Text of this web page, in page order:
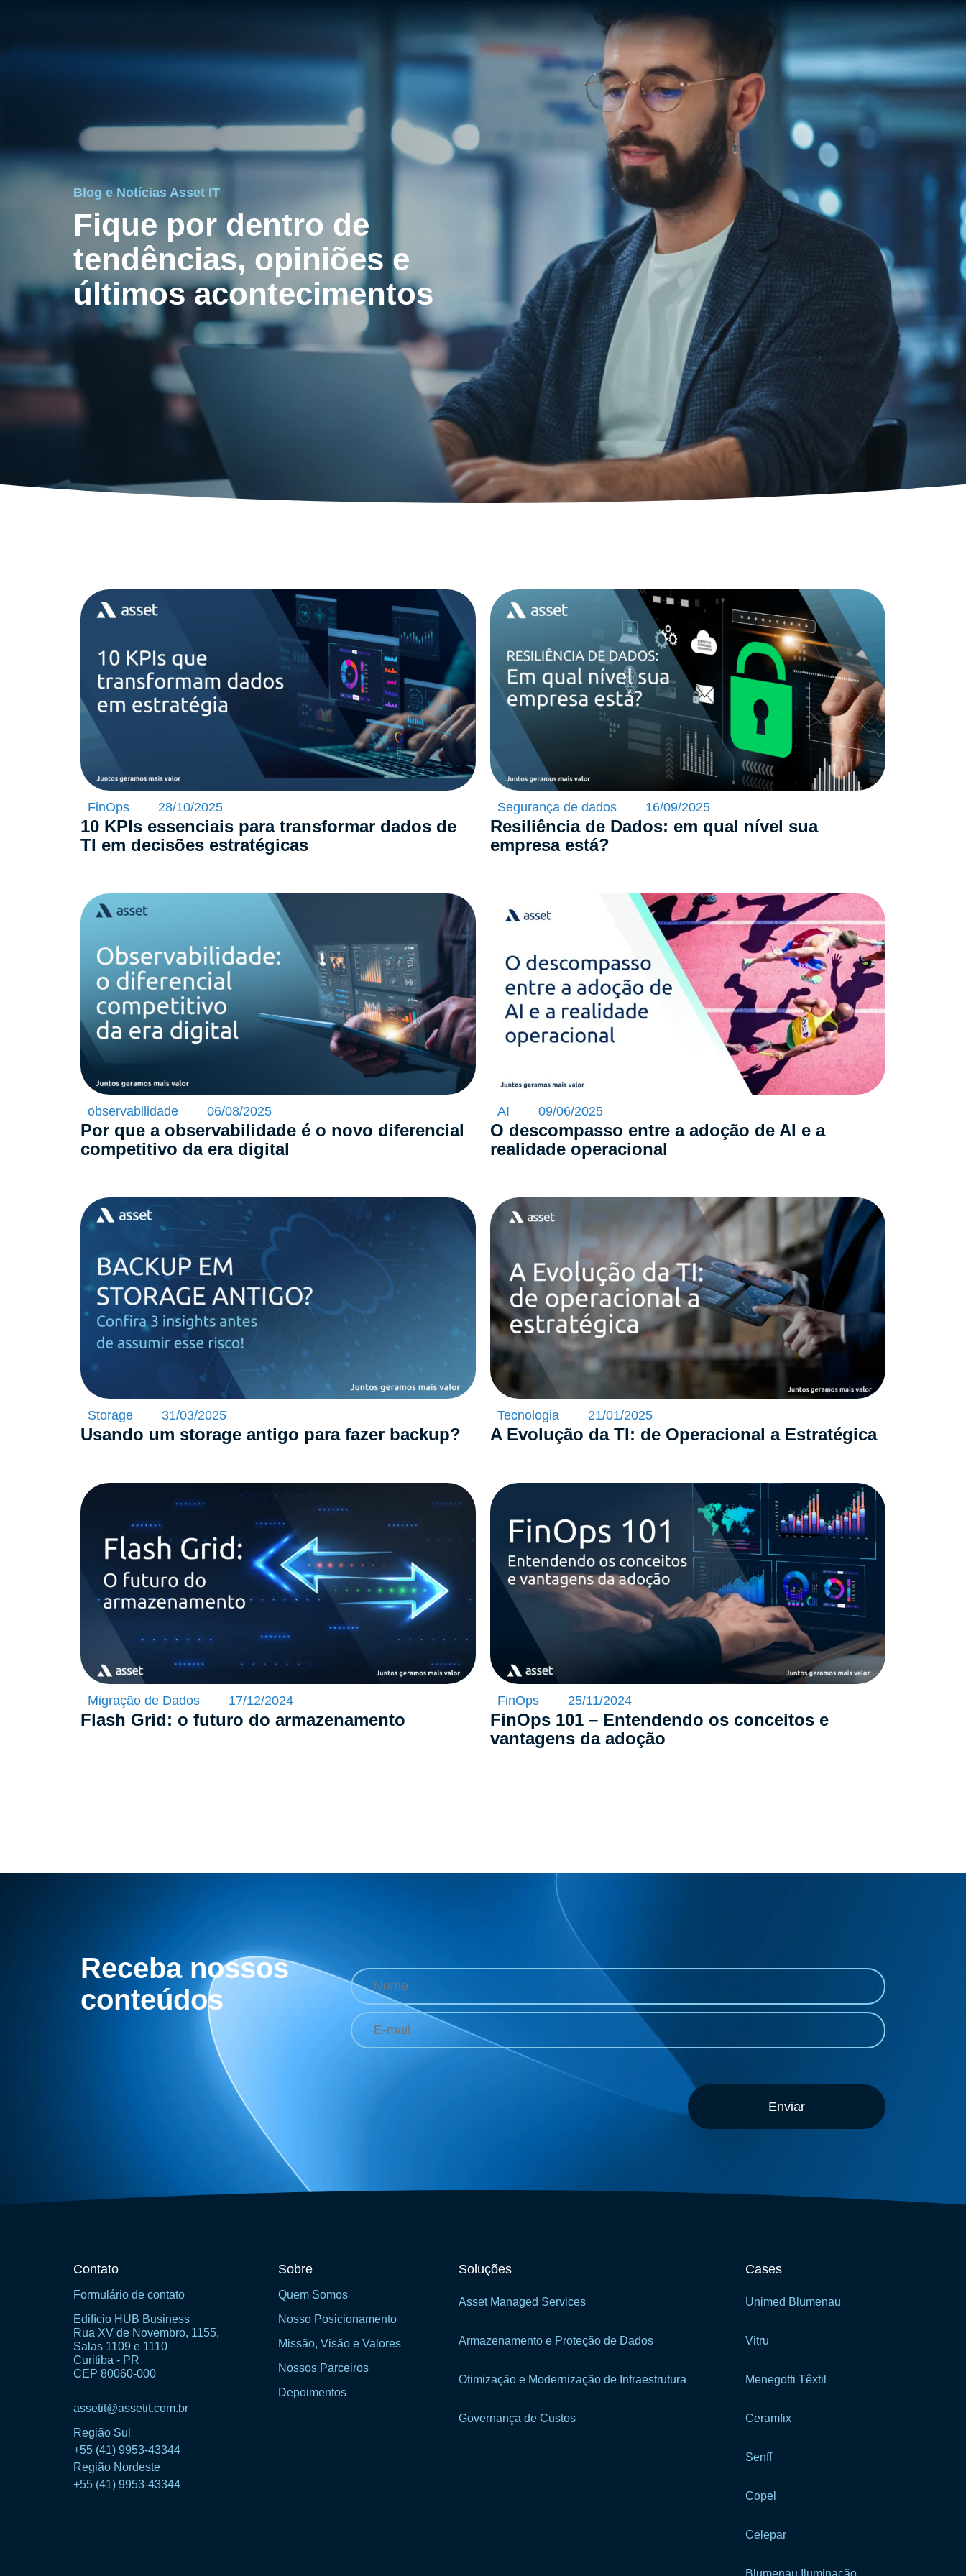
Blog e Notícias Asset IT
Fique por dentro de
tendências, opiniões e
últimos acontecimentos
FinOps 28/10/2025
10 KPIs essenciais para transformar dados de
TI em decisões estratégicas
Segurança de dados 16/09/2025
Resiliência de Dados: em qual nível sua
empresa está?
observabilidade 06/08/2025
Por que a observabilidade é o novo diferencial
competitivo da era digital
AI 09/06/2025
O descompasso entre a adoção de AI e a
realidade operacional
Storage 31/03/2025
Usando um storage antigo para fazer backup?
Tecnologia 21/01/2025
A Evolução da TI: de Operacional a Estratégica
Migração de Dados 17/12/2024
Flash Grid: o futuro do armazenamento
FinOps 25/11/2024
FinOps 101 – Entendendo os conceitos e
vantagens da adoção
Receba nossos
conteúdos
Enviar
Contato
Formulário de contato
Edifício HUB Business
Rua XV de Novembro, 1155,
Salas 1109 e 1110
Curitiba - PR
CEP 80060-000
assetit@assetit.com.br
Região Sul
+55 (41) 9953-43344
Região Nordeste
+55 (41) 9953-43344
Sobre
Quem Somos
Nosso Posicionamento
Missão, Visão e Valores
Nossos Parceiros
Depoimentos
Soluções
Asset Managed Services
Armazenamento e Proteção de Dados
Otimização e Modernização de Infraestrutura
Governança de Custos
Cases
Unimed Blumenau
Vitru
Menegotti Têxtil
Ceramfix
Senff
Copel
Celepar
Blumenau Iluminação